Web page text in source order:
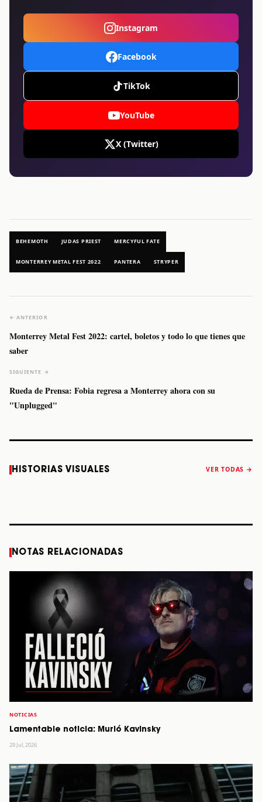
Instagram
Facebook
TikTok
YouTube
X (Twitter)
BEHEMOTH JUDAS PRIEST MERCYFUL FATE
MONTERREY METAL FEST 2022 PANTERA STRYPER
← ANTERIOR
Monterrey Metal Fest 2022: cartel, boletos y todo lo que tienes que
saber
SIGUIENTE →
Rueda de Prensa: Fobia regresa a Monterrey ahora con su
"Unplugged"
HISTORIAS VISUALES VER TODAS →
a Monterrey el
Staiti, guitarrista
anuncia “Reality
NOTAS RELACIONADAS
NOTICIAS
Lamentable noticia: Murió Kavinsky
29 Jul, 2026